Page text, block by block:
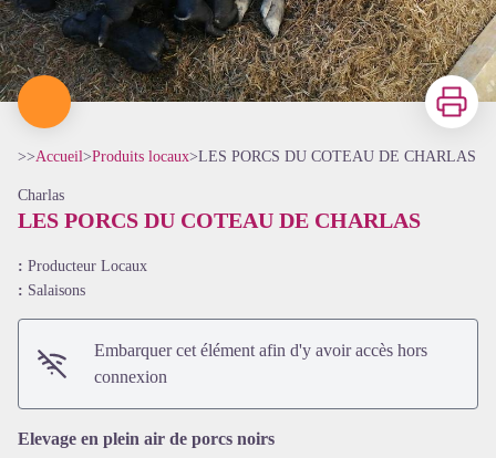
Imprimer
>>Accueil>Produits locaux>LES PORCS DU COTEAU DE CHARLAS
Charlas
LES PORCS DU COTEAU DE CHARLAS
: Producteur Locaux
: Salaisons
Embarquer cet élément afin d'y avoir accès hors
connexion
Elevage en plein air de porcs noirs